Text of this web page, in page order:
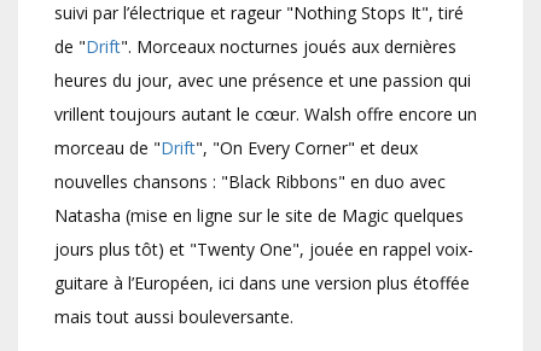
suivi par l’électrique et rageur "Nothing Stops It", tiré
de "Drift". Morceaux nocturnes joués aux dernières
heures du jour, avec une présence et une passion qui
vrillent toujours autant le cœur. Walsh offre encore un
morceau de "Drift", "On Every Corner" et deux
nouvelles chansons : "Black Ribbons" en duo avec
Natasha (mise en ligne sur le site de Magic quelques
jours plus tôt) et "Twenty One", jouée en rappel voix-
guitare à l’Européen, ici dans une version plus étoffée
mais tout aussi bouleversante.